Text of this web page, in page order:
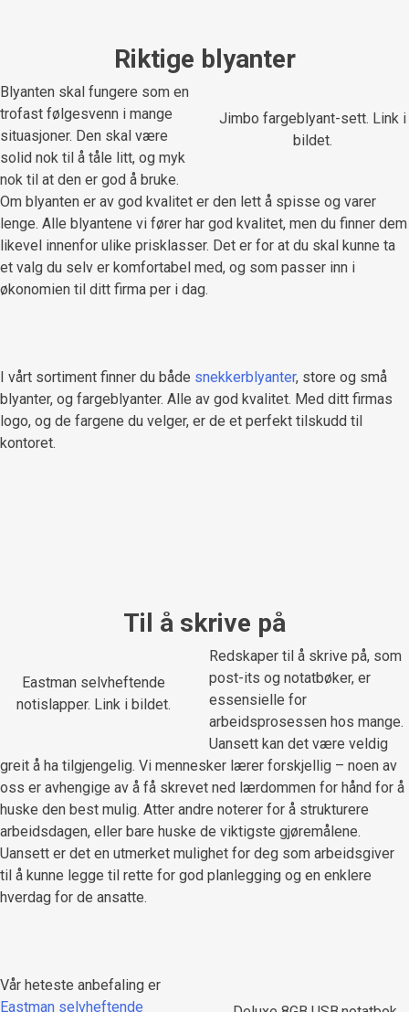
Riktige blyanter
Jimbo fargeblyant-sett. Link i
bildet.
Blyanten skal fungere som en
trofast følgesvenn i mange
situasjoner. Den skal være
solid nok til å tåle litt, og myk
nok til at den er god å bruke.
Om blyanten er av god kvalitet er den lett å spisse og varer
lenge. Alle blyantene vi fører har god kvalitet, men du finner dem
likevel innenfor ulike prisklasser. Det er for at du skal kunne ta
et valg du selv er komfortabel med, og som passer inn i
økonomien til ditt firma per i dag.
I vårt sortiment finner du både snekkerblyanter, store og små
blyanter, og fargeblyanter. Alle av god kvalitet. Med ditt firmas
logo, og de fargene du velger, er de et perfekt tilskudd til
kontoret.
Til å skrive på
Eastman selvheftende
notislapper. Link i bildet.
Redskaper til å skrive på, som
post-its og notatbøker, er
essensielle for
arbeidsprosessen hos mange.
Uansett kan det være veldig
greit å ha tilgjengelig. Vi mennesker lærer forskjellig – noen av
oss er avhengige av å få skrevet ned lærdommen for hånd for å
huske den best mulig. Atter andre noterer for å strukturere
arbeidsdagen, eller bare huske de viktigste gjøremålene.
Uansett er det en utmerket mulighet for deg som arbeidsgiver
til å kunne legge til rette for god planlegging og en enklere
hverdag for de ansatte.
Vår heteste anbefaling er
Eastman selvheftende